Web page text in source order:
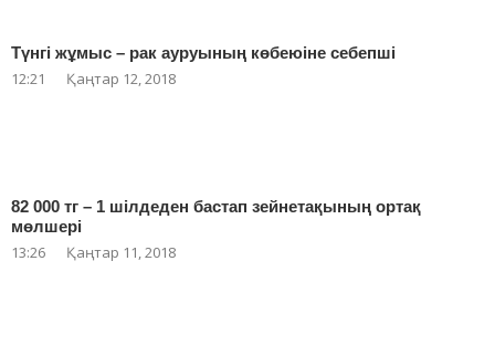
Түнгі жұмыс – рак ауруының көбеюіне себепші
12:21 Қаңтар 12, 2018
82 000 тг – 1 шілдеден бастап зейнетақының ортақ
мөлшері
13:26 Қаңтар 11, 2018